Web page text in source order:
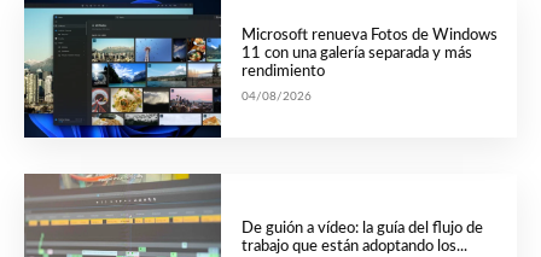
Microsoft renueva Fotos de Windows
11 con una galería separada y más
rendimiento
04/08/2026
De guión a vídeo: la guía del flujo de
trabajo que están adoptando los...